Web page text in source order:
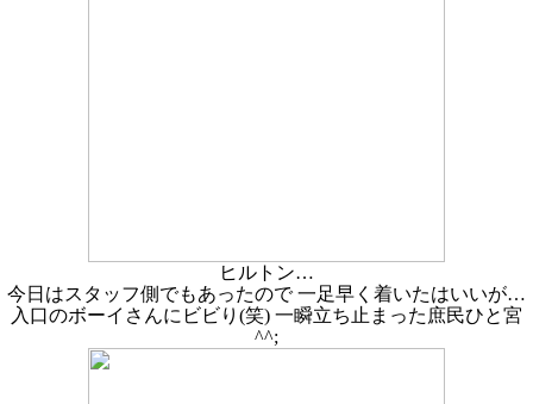
ヒルトン…
今日はスタッフ側でもあったので 一足早く着いたはいいが…
入口のボーイさんにビビり(笑) 一瞬立ち止まった庶民ひと宮
^^;